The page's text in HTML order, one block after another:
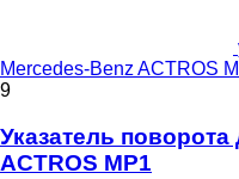
Mercedes-Benz ACTROS
9
Указатель поворота
ACTROS MP1